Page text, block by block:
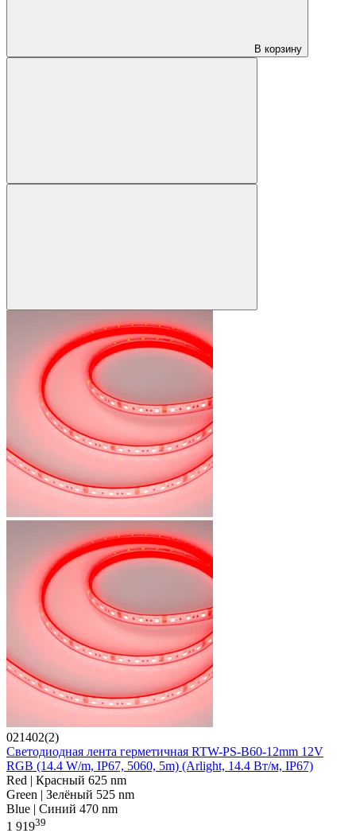
В корзину
021402(2)
Светодиодная лента герметичная RTW-PS-B60-12mm 12V
RGB (14.4 W/m, IP67, 5060, 5m) (Arlight, 14.4 Вт/м, IP67)
Red | Красный 625 nm
Green | Зелёный 525 nm
Blue | Синий 470 nm
1 91939